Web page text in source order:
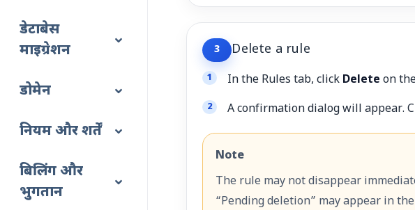
डेटाबेस
माइग्रेशन
डोमेन
नियम और शर्तें
बिलिंग और
भुगतान
3 Delete a rule
In the Rules tab, click Delete on
A confirmation dialog will appear.
Note
The rule may not disappear
“Pending deletion” may appear in